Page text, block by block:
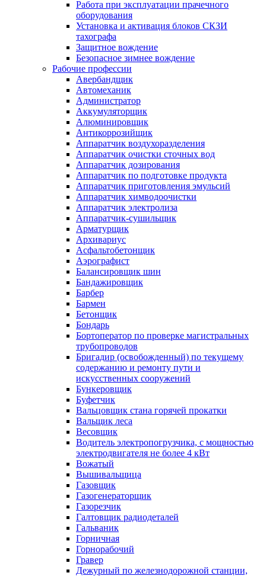
Работа при эксплуатации прачечного
оборудования
Установка и активация блоков СКЗИ
тахографа
Защитное вождение
Безопасное зимнее вождение
Рабочие профессии
Авербандщик
Автомеханик
Администратор
Аккумуляторщик
Алюминировщик
Антикоррозийщик
Аппаратчик воздухоразделения
Аппаратчик очистки сточных вод
Аппаратчик дозирования
Аппаратчик по подготовке продукта
Аппаратчик приготовления эмульсий
Аппаратчик химводоочистки
Аппаратчик электролиза
Аппаратчик-сушильщик
Арматурщик
Архивариус
Асфальтобетонщик
Аэрографист
Балансировщик шин
Бандажировщик
Барбер
Бармен
Бетонщик
Бондарь
Бортоператор по проверке магистральных
трубопроводов
Бригадир (освобожденный) по текущему
содержанию и ремонту пути и
искусственных сооружений
Бункеровщик
Буфетчик
Вальцовщик стана горячей прокатки
Вальщик леса
Весовщик
Водитель электропогрузчика, с мощностью
электродвигателя не более 4 кВт
Вожатый
Вышивальщица
Газовщик
Газогенераторщик
Газорезчик
Галтовщик радиодеталей
Гальваник
Горничная
Горнорабочий
Гравер
Дежурный по железнодорожной станции,